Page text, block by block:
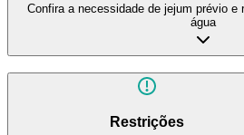
Confira a necessidade de jejum prévio e
água
Restrições